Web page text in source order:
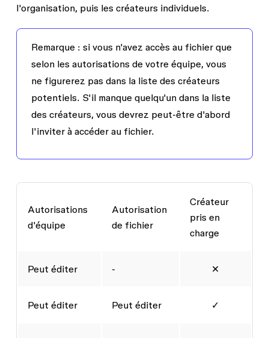
l'organisation, puis les créateurs individuels.
Remarque : si vous n'avez accès au fichier que
selon les autorisations de votre équipe, vous
ne figurerez pas dans la liste des créateurs
potentiels. S'il manque quelqu'un dans la liste
des créateurs, vous devrez peut-être d'abord
l'inviter à accéder au fichier.
Autorisations
d'équipe
Autorisation
de fichier
Créateur
pris en
charge
Peut éditer - ✕
Peut éditer Peut éditer ✓